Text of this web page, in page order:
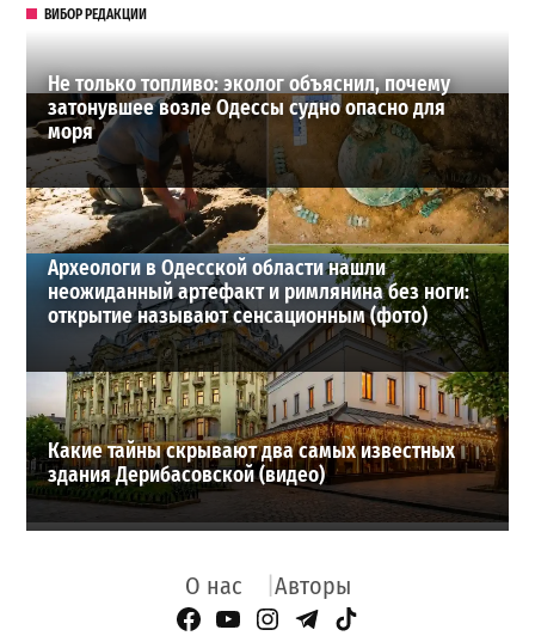
ВИБОР РЕДАКЦИИ
Не только топливо: эколог объяснил, почему
затонувшее возле Одессы судно опасно для
моря
Археологи в Одесской области нашли
неожиданный артефакт и римлянина без ноги:
открытие называют сенсационным (фото)
Какие тайны скрывают два самых известных
здания Дерибасовской (видео)
О нас Авторы
Facebook Page
YouTube
Instagram
Telegram
TikTok